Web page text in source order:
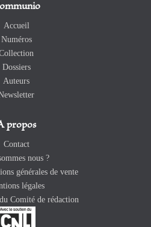
Accueil
Numéros
Dossiers
Auteurs
propos
Contact
nous ?
générales de vente
légales
Comité de rédaction